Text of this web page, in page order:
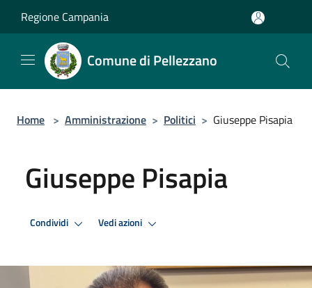
Regione Campania
Comune di Pellezzano
Home > Amministrazione > Politici > Giuseppe Pisapia
Giuseppe Pisapia
Condividi Vedi azioni